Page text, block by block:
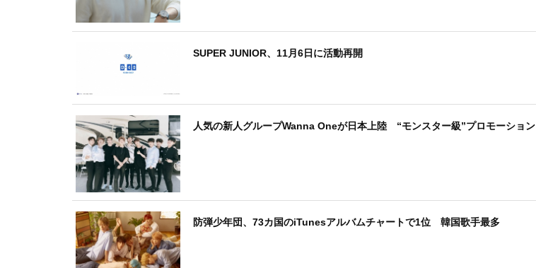
SUPER JUNIOR、11月6日に活動再開
人気の新人グループWanna Oneが日本上陸 “モンスター級”プロモーション
防弾少年団、73カ国のiTunesアルバムチャートで1位 韓国歌手最多